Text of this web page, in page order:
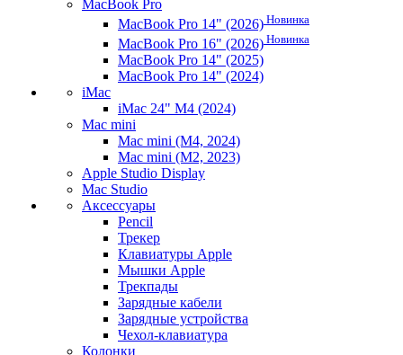
MacBook Pro
MacBook Pro 14" (2026) Новинка
MacBook Pro 16" (2026) Новинка
MacBook Pro 14" (2025)
MacBook Pro 14" (2024)
iMac
iMac 24" M4 (2024)
Mac mini
Mac mini (M4, 2024)
Mac mini (M2, 2023)
Apple Studio Display
Mac Studio
Аксессуары
Pencil
Трекер
Клавиатуры Apple
Мышки Apple
Трекпады
Зарядные кабели
Зарядные устройства
Чехол-клавиатура
Колонки